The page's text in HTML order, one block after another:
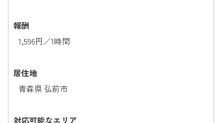
報酬
1,596円／1時間
居住地
青森県 弘前市
対応可能なエリア